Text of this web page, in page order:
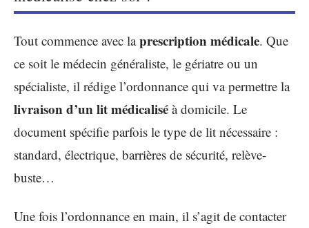
Tout commence avec laprescription médicale. Que
ce soit le médecin généraliste, le gériatre ou un
spécialiste, il rédige l’ordonnance qui va permettre la
livraison d’un lit médicalisé à domicile. Le
document spécifie parfois le type de lit nécessaire :
standard, électrique, barrières de sécurité, relève-
buste…
Une fois l’ordonnance en main, il s’agit de contacter